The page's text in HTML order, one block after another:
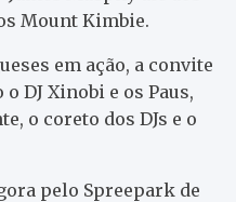
Mount Kimbie.
em ação, a convite
DJ Xinobi e os Paus,
o coreto dos DJs e o
pelo Spreepark de